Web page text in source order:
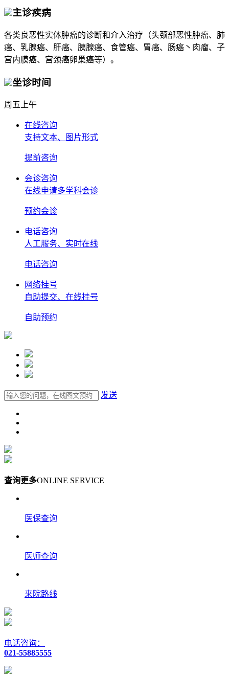
主诊疾病
各类良恶性实体肿瘤的诊断和介入治疗（头颈部恶性肿瘤、肺
癌、乳腺癌、肝癌、胰腺癌、食管癌、胃癌、肠癌丶肉瘤、子
宫内膜癌、宫颈癌卵巢癌等）。
坐诊时间
周五上午
在线咨询
支持文本、图片形式
提前咨询
会诊咨询
在线申请多学科会诊
预约会诊
电话咨询
人工服务、实时在线
电话咨询
网络挂号
自助提交、在线挂号
自助预约
发送
查询更多ONLINE SERVICE
医保查询
医师查询
来院路线
电话咨询：
021-55885555